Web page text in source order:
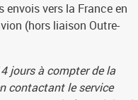
vers la France en
(hors liaison Outre-
jours à compter de la
contactant le service